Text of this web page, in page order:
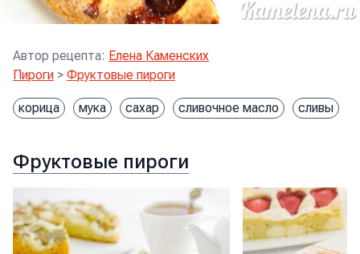
Автор рецепта: Елена Каменских
Пироги > Фруктовые пироги
корица мука сахар сливочное масло сливы
Фруктовые пироги